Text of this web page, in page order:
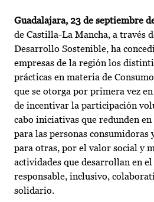
Guadalajara, 23 de septiembre
de Castilla-La Mancha, a través
Desarrollo Sostenible, ha
empresas de la región los
prácticas en materia de
que se otorga por primera vez
de incentivar la participación
cabo iniciativas que redunden
para las personas consumidoras
para otras, por el valor social y
actividades que desarrollan en
responsable, inclusivo,
solidario.